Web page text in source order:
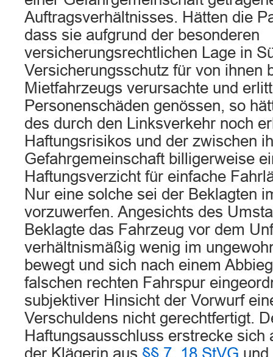
Auftragsverhältnisses. Hätten die
dass sie aufgrund der besonderen
versicherungsrechtlichen Lage in
Versicherungsschutz für von ihnen
Mietfahrzeugs verursachte und
Personenschäden genössen, so
des durch den Linksverkehr noch
Haftungsrisikos und der zwischen
Gefahrgemeinschaft billigerweise
Haftungsverzicht für einfache
Nur eine solche sei der Beklagten
vorzuwerfen. Angesichts des
Beklagte das Fahrzeug vor dem
verhältnismäßig wenig im
bewegt und sich nach einem
falschen rechten Fahrspur
subjektiver Hinsicht der Vorwurf
Verschuldens nicht gerechtfertigt.
Haftungsausschluss erstrecke sich
der Klägerin aus §§ 7, 18 StVG und